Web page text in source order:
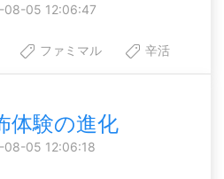
08-05 12:06:47
ファミマル 辛活
体験の進化
08-05 12:06:18